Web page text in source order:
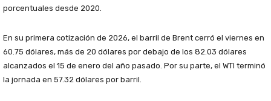
porcentuales desde 2020.
En su primera cotización de 2026, el barril de Brent cerró el viernes en
60.75 dólares, más de 20 dólares por debajo de los 82.03 dólares
alcanzados el 15 de enero del año pasado. Por su parte, el WTI terminó
la jornada en 57.32 dólares por barril.